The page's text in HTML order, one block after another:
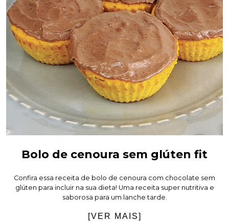
Bolo de cenoura sem glúten fit
Confira essa receita de bolo de cenoura com chocolate sem
glúten para incluir na sua dieta! Uma receita super nutritiva e
saborosa para um lanche tarde.
[VER MAIS]